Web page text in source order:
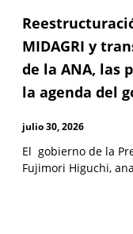
MIDAGRI y
de la ANA, las
la agenda del
julio 30, 2026
El gobierno de la
Fujimori Higuchi,